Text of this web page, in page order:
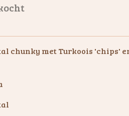
chunky met Turkoois 'chips'